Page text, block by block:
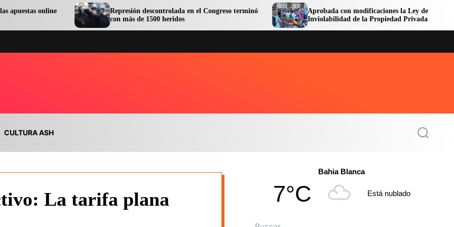
Represión descontrolada en el Congreso terminó
con más de 1500 heridos
Aprobada con modificaciones la Ley de
Inviolabilidad de la Propiedad Privada
CULTURA ASH
S
La tarifa plana
Bahia Blanca
7°C Está nublado